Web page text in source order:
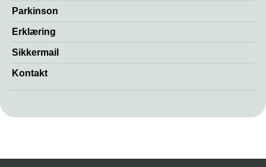
Parkinson
Erklæring
Sikkermail
Kontakt